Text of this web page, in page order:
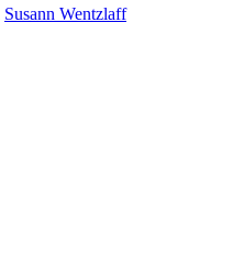
Susann Wentzlaff